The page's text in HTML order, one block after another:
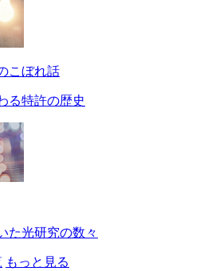
こぼれ話
る特許の歴史
た光研究の数々
もっと見る